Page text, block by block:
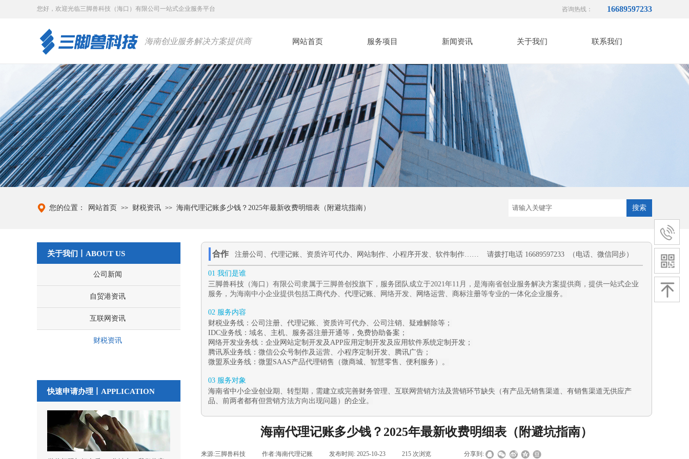
海南创业服务解决方案提供商 网站首页 服务项目 新闻资讯 关于我们 联系我们
咨询热线： 16689597233
您好， 欢迎光临三脚兽科技（海口）有限公司一站式企业服务平台
网站首页 >> 财税资讯 >> 海南代理记账多少钱？2025年最新收费明细表（附避坑指南） 搜索
您的位置：
合作 注册公司 、 代理记账、 资质许可代办、 网站制作、 小程序开发、 软件制作…… 请拨打电话 16689597233 （电话、微信同步）
01 我们是谁
三脚兽科技 （海口）有限公司隶属于三脚兽创投旗下，服务团队成立于2021年11月，是海南省创业服务解决方案提供商，提供一站式企业
服务，为海南中小企业提供包括工商代办、 代理记账 、网络开发、 网络运营、 商标注册等专业的一体化企业服务。
02 服务内容
财税业务线： 公司注册、 代理记账、 资质许可代办、 公司注销、 疑难解除等；
IDC业务线 ： 域名、主机、服务器注册开通等，免费协助备案；
网络开发业务线： 企业 网站定制开发及APP应用定制开发及应用软件系统定制 开发 ；
腾讯系业务线： 微信公众号制作及运营、 小程序定制开发、腾讯广告 ；
微盟系业务线： 微盟SAAS产品代理销售（微商城、 智慧零售 、 便利服务 ）。
03 服务对象
海南省中小企业创业期、转型期，需建立或完善财务管理、互联网营销方法及营销环节缺失（有产品无销售渠道、有销售渠道无供应产
品、前两者都有但营销方法方向出现问题）的企业。
关于我们丨ABOUT US
公司新闻
自贸港资讯
互联网资讯
财税资讯
快速申请办理丨 APPLICATION
海南代理记账多少钱？2025年最新收费明细表（附避坑指南）
来源:三脚兽科技 作者:海南代理记账 发布时间: 2025-10-23 215 次浏览 分享到: